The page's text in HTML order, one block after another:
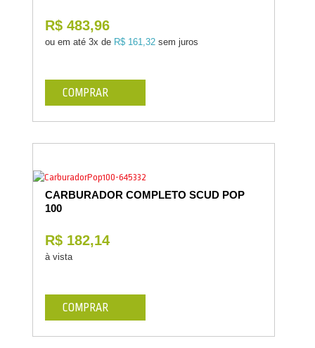
R$ 483,96
ou em até 3x de R$ 161,32 sem juros
COMPRAR
CARBURADOR COMPLETO SCUD POP
100
R$ 182,14
à vista
COMPRAR